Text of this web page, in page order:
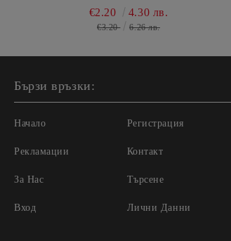
€2.20
4.30 лв.
€3.20 6.26 лв.
Бързи връзки:
Начало
Рекламации
За Нас
Вход
Регистрация
Контакт
Търсене
Лични Данни